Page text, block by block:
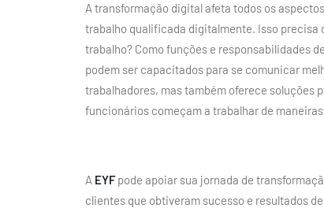
A transformação digital afeta todos os
trabalho qualificada digitalmente. Isso precisa
trabalho? Como funções e responsabilidades
podem ser capacitados para se comunicar
trabalhadores, mas também oferece soluções
funcionários começam a trabalhar de
A EYFpode apoiar sua jornada de
clientes que obtiveram sucesso e resultados